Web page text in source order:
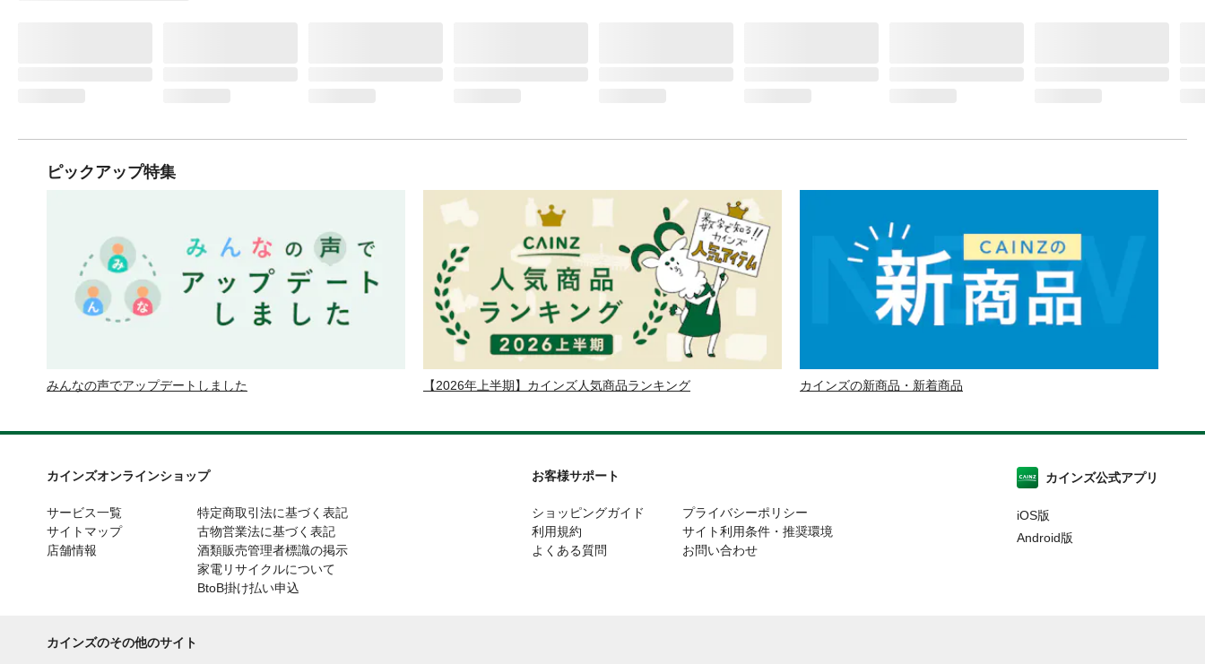
ピックアップ特集
みんなの声でアップデートしました 【2026年上半期】カインズ人気商品ランキング カインズの新商品・新着商品
カインズオンラインショップ
サービス一覧
サイトマップ
店舗情報
特定商取引法に基づく表記
古物営業法に基づく表記
酒類販売管理者標識の掲示
家電リサイクルについて
BtoB掛け払い申込
お客様サポート
ショッピングガイド
利用規約
よくある質問
プライバシーポリシー
サイト利用条件・推奨環境
お問い合わせ
カインズ公式アプリ
iOS版
Android版
カインズのその他のサイト